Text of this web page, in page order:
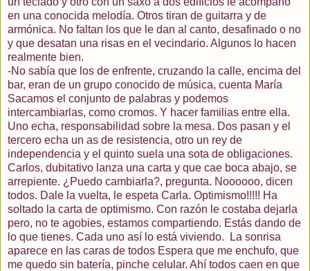
en una conocida melodía. Otros tiran de guitarra y de
armónica. No faltan los que le dan al canto, desafinado o no
y que desatan una risas en el vecindario. Algunos lo hacen
realmente bien.
-No sabía que los de enfrente, cruzando la calle, encima del
bar, eran de un grupo conocido de música, cuenta María
Sacamos el conjunto de palabras y podemos
intercambiarlas, como cromos. Y hacer familias entre ella.
Uno echa, responsabilidad sobre la mesa. Dos pasan y el
tercero echa un as de resistencia, otro un rey de
independencia y el quinto suela una sota de obligaciones.
Carlos, dubitativo lanza una carta y que cae boca abajo, se
arrepiente. ¿Puedo cambiarla?, pregunta. Noooooo, dicen
todos. Dale la vuelta, le espeta Carla. Optimismo!!!!! Ha
soltado la carta de optimismo. Con razón le costaba dejarla
pero, no te agobies, estamos compartiendo. Estás dando de
lo que tienes. Cada uno así lo está viviendo.
La sonrisa
aparece en las caras de todos Espera que me enchufo, que
me quedo sin batería, pinche celular. Ahí todos caen en que